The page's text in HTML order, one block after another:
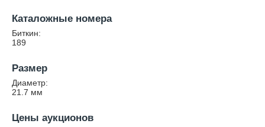
Каталожные номера
Биткин:
189
Размер
Диаметр:
21.7 мм
Цены аукционов